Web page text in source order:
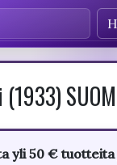
yli 50 € tuotteita